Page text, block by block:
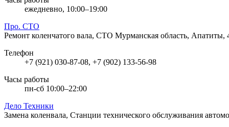
ежедневно, 10:00–19:00
Про. СТО
Ремонт коленчатого вала, СТО Мурманская область, Апатиты,
Телефон
+7 (921) 030-87-08, +7 (902) 133-56-98
Часы работы
пн-сб 10:00–22:00
Дело Техники
Замена коленвала, Станции технического обслуживания